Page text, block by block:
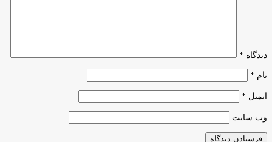
دیدگاه *
نام *
ایمیل *
وب‌ سایت